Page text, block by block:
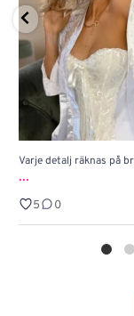
Varje detalj räknas på
...
5 0